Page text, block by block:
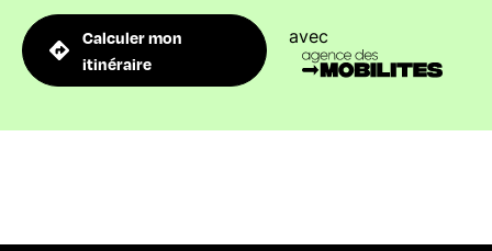
Calculer mon
itinéraire
avec